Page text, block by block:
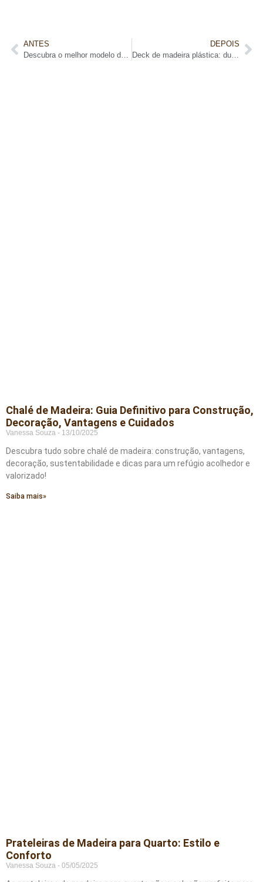
ANTES
Descubra o melhor modelo de forro para pergolado
DEPOIS
Deck de madeira plástica: durabilidade e estilo
Chalé de Madeira: Guia Definitivo para Construção,
Decoração, Vantagens e Cuidados
Vanessa Souza 13/10/2025
Descubra tudo sobre chalé de madeira: construção, vantagens,
decoração, sustentabilidade e dicas para um refúgio acolhedor e
valorizado!
Saiba mais»
Prateleiras de Madeira para Quarto: Estilo e
Conforto
Vanessa Souza 05/05/2025